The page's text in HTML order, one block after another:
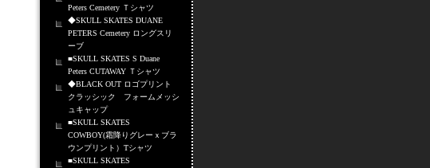
Peters Cemetery Ｔシャツ
◆SKULL SKATES DUANE
PETERS Cemetery ロングスリ
ーブ
■SKULL SKATES S Duane
Peters CUTAWAY Ｔシャツ
◆BLACK OUT ロゴプリント
クラッシック フォームメッシ
ュキャップ
■SKULL SKATES
COWBOY(霜降りグレーｘブラ
ウンプリント）Tシャツ
■SKULL SKATES